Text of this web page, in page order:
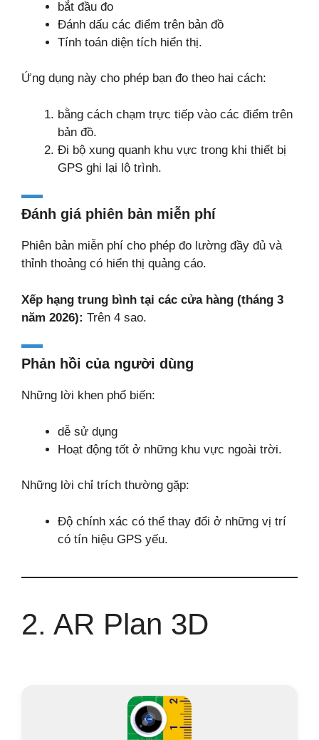
bắt đầu đo
Đánh dấu các điểm trên bản đồ
Tính toán diện tích hiển thị.
Ứng dụng này cho phép bạn đo theo hai cách:
bằng cách chạm trực tiếp vào các điểm trên
bản đồ.
Đi bộ xung quanh khu vực trong khi thiết bị
GPS ghi lại lộ trình.
Đánh giá phiên bản miễn phí
Phiên bản miễn phí cho phép đo lường đầy đủ và
thỉnh thoảng có hiển thị quảng cáo.
Xếp hạng trung bình tại các cửa hàng (tháng 3
năm 2026): Trên 4 sao.
Phản hồi của người dùng
Những lời khen phổ biến:
dễ sử dụng
Hoạt động tốt ở những khu vực ngoài trời.
Những lời chỉ trích thường gặp:
Độ chính xác có thể thay đổi ở những vị trí
có tín hiệu GPS yếu.
2. AR Plan 3D